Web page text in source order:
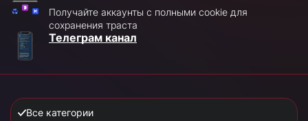
Получайте аккаунты с полными cookie для
сохранения траста
Телеграм канал
Все категории